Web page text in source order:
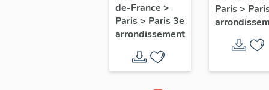
escalier de
la maison à
cochère
(non étudié)
de-France >
Paris> Paris 3e
arrondissement
la
cochère
Paris>